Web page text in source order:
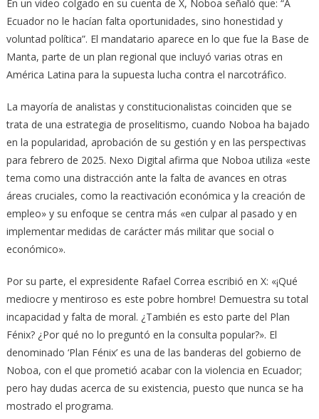
En un video colgado en su cuenta de X, Noboa señaló que: “A
Ecuador no le hacían falta oportunidades, sino honestidad y
voluntad política”. El mandatario aparece en lo que fue la Base de
Manta, parte de un plan regional que incluyó varias otras en
América Latina para la supuesta lucha contra el narcotráfico.
La mayoría de analistas y constitucionalistas coinciden que se
trata de una estrategia de proselitismo, cuando Noboa ha bajado
en la popularidad, aprobación de su gestión y en las perspectivas
para febrero de 2025. Nexo Digital afirma que Noboa utiliza «este
tema como una distracción ante la falta de avances en otras
áreas cruciales, como la reactivación económica y la creación de
empleo» y su enfoque se centra más «en culpar al pasado y en
implementar medidas de carácter más militar que social o
económico».
Por su parte, el expresidente Rafael Correa escribió en X: «¡Qué
mediocre y mentiroso es este pobre hombre! Demuestra su total
incapacidad y falta de moral. ¿También es esto parte del Plan
Fénix? ¿Por qué no lo preguntó en la consulta popular?». El
denominado ‘Plan Fénix’ es una de las banderas del gobierno de
Noboa, con el que prometió acabar con la violencia en Ecuador;
pero hay dudas acerca de su existencia, puesto que nunca se ha
mostrado el programa.